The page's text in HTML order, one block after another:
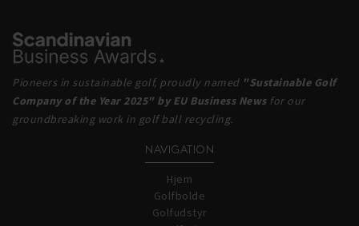
Pioneers in sustainable golf, proudly named "Sustainable Golf
Company of the Year 2025" by EU Business Newsfor our
groundbreaking work in golf ball recycling.
NAVIGATION
Hjem
Golfbolde
Golfudstyr